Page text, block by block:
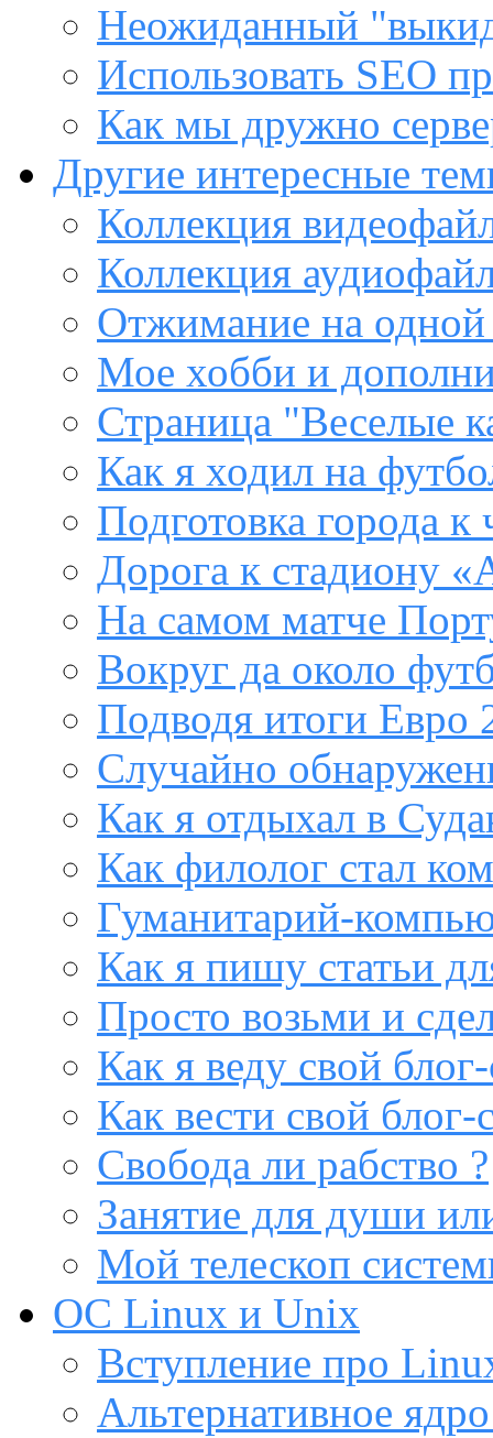
Неожиданный
Использовать SEO
Как мы дружно
Другие интересные
Коллекция
Коллекция
Отжимание на одной
Мое хобби и
Страница "Веселые
Как я ходил на
Подготовка города к
Дорога к стадиону
На самом матче
Вокруг да около
Подводя итоги Евро
Случайно
Как я отдыхал в
Как филолог стал
Гуманитарий-
Как я пишу статьи
Просто возьми и
Как я веду свой
Как вести свой
Свобода ли рабство ?
Занятие для души
Мой телескоп
ОС Linux и Unix
Вступление про
Альтернативное